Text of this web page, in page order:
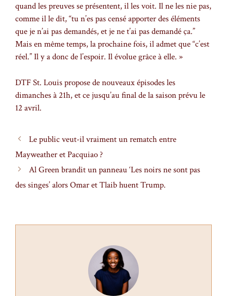
quand les preuves se présentent, il les voit. Il ne les nie pas,
comme il le dit, “tu n’es pas censé apporter des éléments
que je n’ai pas demandés, et je ne t’ai pas demandé ça.”
Mais en même temps, la prochaine fois, il admet que “c’est
réel.” Il y a donc de l’espoir. Il évolue grâce à elle. »
DTF St. Louis propose de nouveaux épisodes les
dimanches à 21h, et ce jusqu’au final de la saison prévu le
12 avril.
Le public veut-il vraiment un rematch entre
Mayweather et Pacquiao ?
Al Green brandit un panneau ‘Les noirs ne sont pas
des singes’ alors Omar et Tlaib huent Trump.